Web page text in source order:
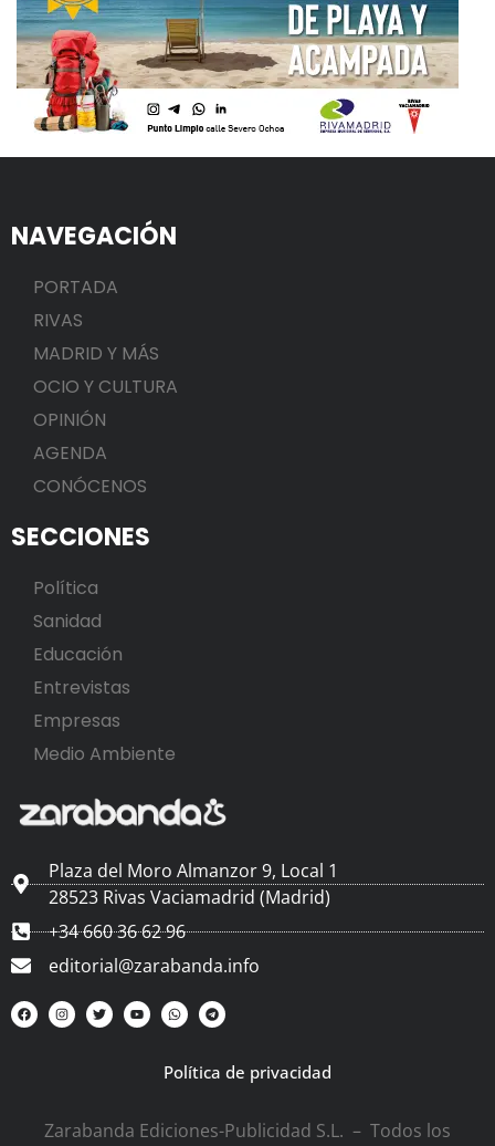
NAVEGACIÓN
PORTADA
RIVAS
MADRID Y MÁS
OCIO Y CULTURA
OPINIÓN
AGENDA
CONÓCENOS
SECCIONES
Política
Sanidad
Educación
Entrevistas
Empresas
Medio Ambiente
Plaza del Moro Almanzor 9, Local 1
28523 Rivas Vaciamadrid (Madrid)
+34 660 36 62 96
editorial@zarabanda.info
Política de privacidad
Zarabanda Ediciones-Publicidad S.L. – Todos los